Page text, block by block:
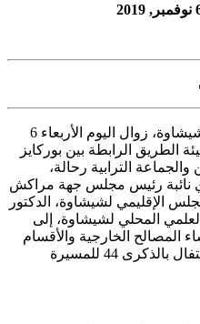
2019
أعطى بوعبيد الكراب عامل إقليم شيشاوة، زوال اليوم الأربعاء 6
الطريق الرابطة بين بوركايز
الترابية رحالة،
نائبة رئيس مجلس جهة مراكش
الإقليمي لشيشاوة، الدكتور
المحلي لشيشاوة، إلى
المصالح الخارجية والأقسام
بعمالة شيشاوة، وذلك بمناسبة الاحتفال بالذكرى 44 للمسيرة